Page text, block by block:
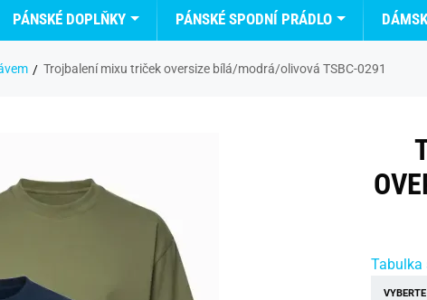
PÁNSKÉ DOPLŇKY PÁNSKÉ SPODNÍ PRÁDLO
Trojbalení mixu triček oversize bílá/modrá/olivová TSBC-0291
Tabulka